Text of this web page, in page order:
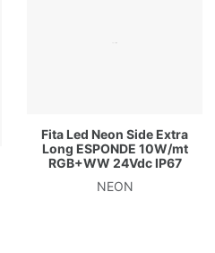
Fita Led Neon Side Extra
Long ESPONDE 10W/mt
RGB+WW 24Vdc IP67
NEON